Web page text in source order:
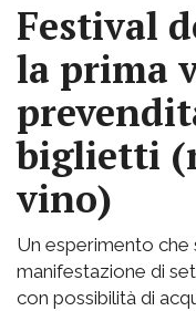
Festival
la prima
biglietti
vino)
Un esperimento
manifestazione di
con possibilità di